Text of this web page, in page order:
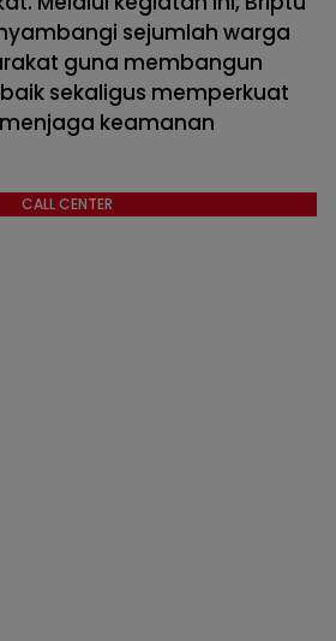
sejumlah warga
guna membangun
sekaligus memperkuat
keamanan
CALL CENTER